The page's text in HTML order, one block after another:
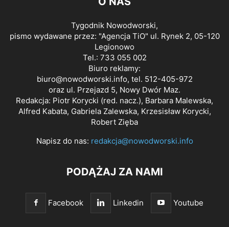
Tygodnik Nowodworski,
pismo wydawane przez: "Agencja TiO" ul. Rynek 2, 05-120
Legionowo
Tel.: 733 055 002
Biuro reklamy:
biuro@nowodworski.info, tel. 512-405-972
oraz ul. Przejazd 5, Nowy Dwór Maz.
Redakcja: Piotr Korycki (red. nacz.), Barbara Malewska,
Alfred Kabata, Gabriela Zalewska, Krzesisław Korycki,
Robert Zięba
Napisz do nas: redakcja@nowodworski.info
PODĄŻAJ ZA NAMI
Facebook Linkedin Youtube